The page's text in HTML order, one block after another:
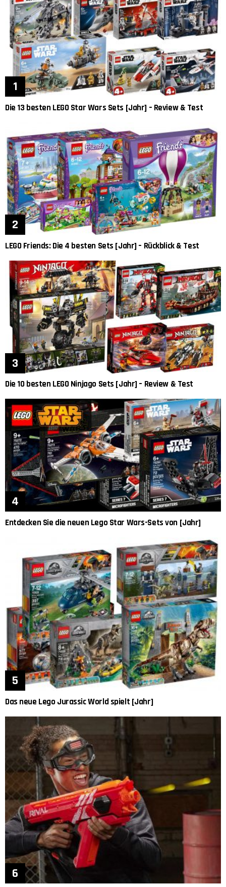
Die 13 besten LEGO Star Wars Sets [Jahr] – Review & Test
LEGO Friends: Die 4 besten Sets [Jahr] – Rückblick & Test
Die 10 besten LEGO Ninjago Sets [Jahr] – Review & Test
Entdecken Sie die neuen Lego Star Wars-Sets von [Jahr]
Das neue Lego Jurassic World spielt [Jahr]